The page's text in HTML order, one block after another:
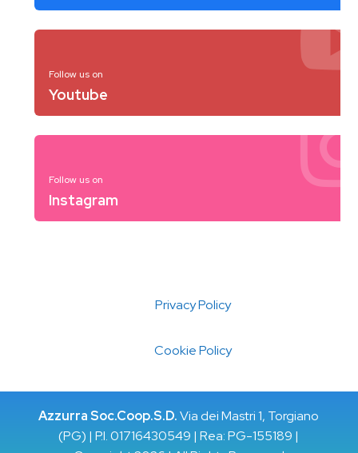
Follow us on
Youtube
Follow us on
Instagram
Privacy Policy
Cookie Policy
Azzurra Soc.Coop.S.D.Via dei Mastri 1, Torgiano
(PG) | P.I. 01716430549 | Rea: PG-155189 |